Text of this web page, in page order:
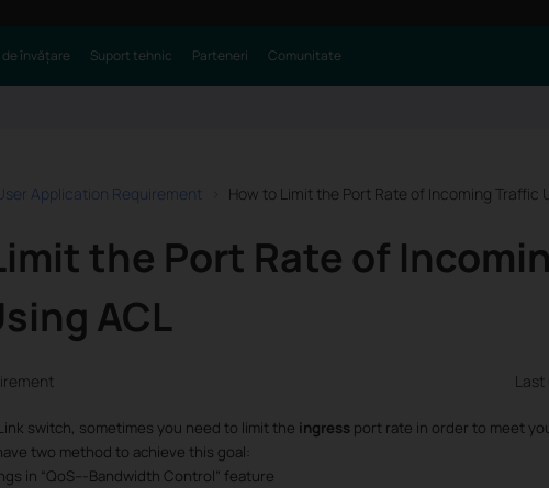
învățare Suport tehnic Parteneri Comunitate
Application Requirement How to Limit the Port Rate of Incoming Traffic
the Port Rate of
ACL
Last
switch, sometimes you need to limit the ingress port rate in order to meet
two method to achieve this goal:
in “QoS---Bandwidth Control” feature